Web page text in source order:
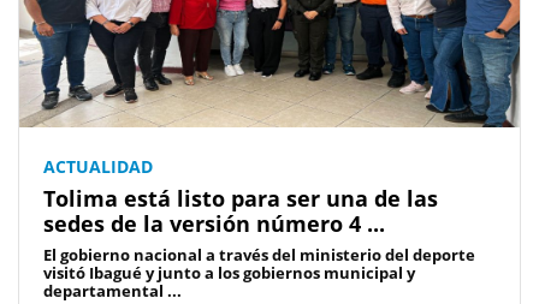
ACTUALIDAD
Tolima está listo para ser una de las
sedes de la versión número 4 ...
El gobierno nacional a través del ministerio del deporte
visitó Ibagué y junto a los gobiernos municipal y
departamental ...